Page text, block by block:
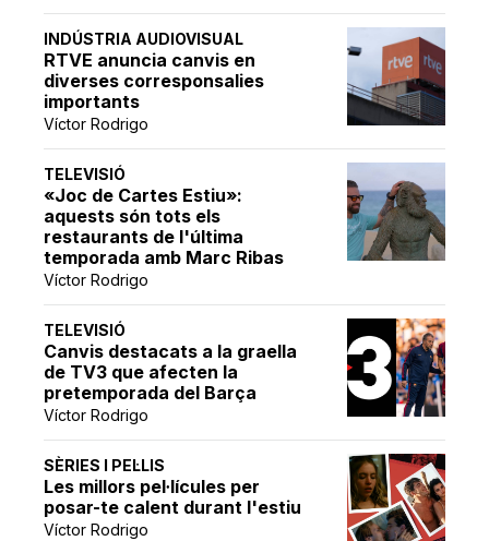
INDÚSTRIA AUDIOVISUAL
RTVE anuncia canvis en
diverses corresponsalies
importants
Víctor Rodrigo
TELEVISIÓ
«Joc de Cartes Estiu»:
aquests són tots els
restaurants de l'última
temporada amb Marc Ribas
Víctor Rodrigo
TELEVISIÓ
Canvis destacats a la graella
de TV3 que afecten la
pretemporada del Barça
Víctor Rodrigo
SÈRIES I PEL·LIS
Les millors pel·lícules per
posar-te calent durant l'estiu
Víctor Rodrigo